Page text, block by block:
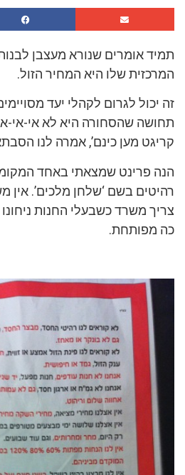
תמיד אומרים שנורא מעצבן
המרכזית שלו היא המחיר הזול.
זה יכול לגרום לקהלי יעד
תחושה שהסחורה היא לא אי-אי-
קריגט מען כינם’, אמרה לנו
הנה פרינט שמצאתי באחד
רהיטים בשם ‘שלחן מלכים’. אין
צריך משרד כשבעלי החנות
כה מפותחת.